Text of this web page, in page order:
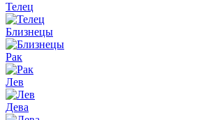
Телец
Близнецы
Рак
Лев
Дева